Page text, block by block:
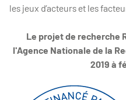
les jeux d’acteurs et les
Le projet de recherche
l'Agence Nationale de la
2019 à